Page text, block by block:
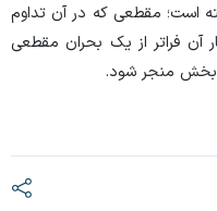
است؛ مقطعی که در آن تداوم
آن فراتر از یک بحران مقطعی
بخش منجر شود.